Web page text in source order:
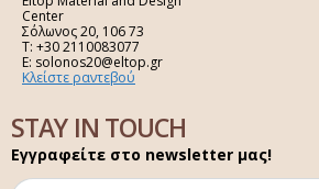
Center
Σόλωνος 20, 106 73
Τ: +30 2110083077
E: solonos20@eltop.gr
Κλείστε ραντεβού
STAY IN TOUCH
Εγγραφείτε στο newsletter μας!